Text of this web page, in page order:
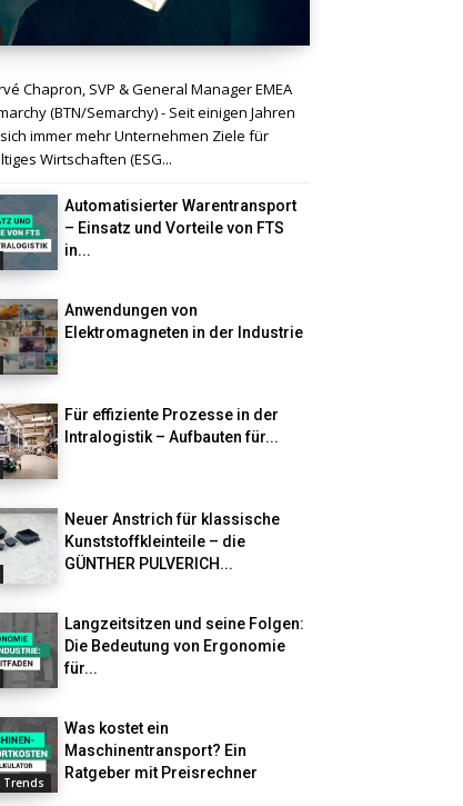
Chapron, SVP & General Manager EMEA
(BTN/Semarchy) - Seit einigen Jahren
immer mehr Unternehmen Ziele für
Wirtschaften (ESG...
Automatisierter Warentransport
– Einsatz und Vorteile von FTS
in...
Anwendungen von
Elektromagneten in der Industrie
Für effiziente Prozesse in der
Intralogistik – Aufbauten für...
Neuer Anstrich für klassische
Kunststoffkleinteile – die
GÜNTHER PULVERICH...
Langzeitsitzen und seine Folgen:
Die Bedeutung von Ergonomie
für...
Trends
Was kostet ein
Maschinentransport? Ein
Ratgeber mit Preisrechner